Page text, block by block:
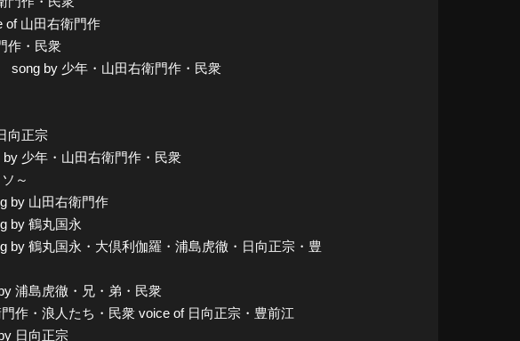
山田右衛門作
作・民衆
by 少年・山田右衛門作・民衆
向正宗
少年・山田右衛門作・民衆
～
by 山田右衛門作
鶴丸国永
鶴丸国永・大倶利伽羅・浦島虎徹・日向正宗・豊
浦島虎徹・兄・弟・民衆
作・浪人たち・民衆 voice of 日向正宗・豊前江
日向正宗